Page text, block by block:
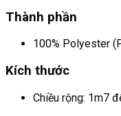
Thành phần
100% Polyester
Kích thước
Chiều rộng: 1m7